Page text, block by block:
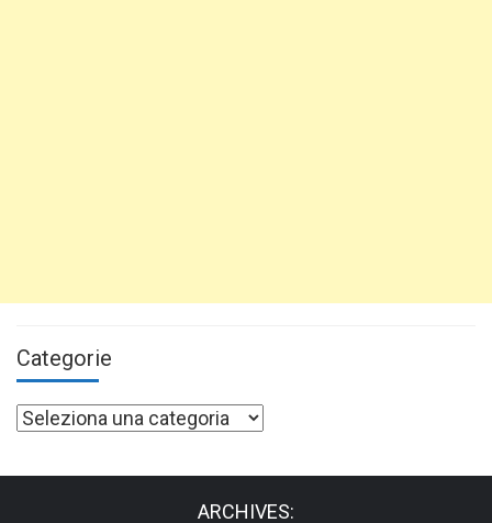
Categorie
Categorie
ARCHIVES: